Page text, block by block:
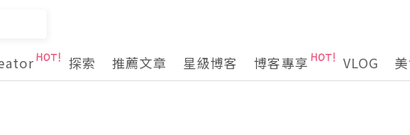
探索 推薦文章 星級博客 博客專享 VLOG